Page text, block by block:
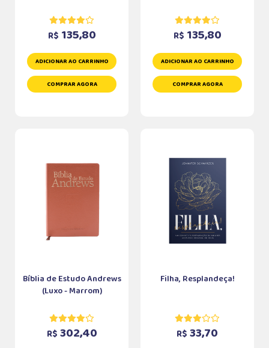
R$ 135,80
ADICIONAR AO CARRINHO
COMPRAR AGORA
R$ 135,80
ADICIONAR AO CARRINHO
COMPRAR AGORA
Bíblia de Estudo Andrews
(Luxo - Marrom)
R$ 302,40
Filha, Resplandeça!
R$ 33,70